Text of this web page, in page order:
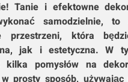
Tanie i efektowne
samodzielnie, to
przestrzeni, która
jak i estetyczna. W
kilka pomysłów na
prosty sposób, używając